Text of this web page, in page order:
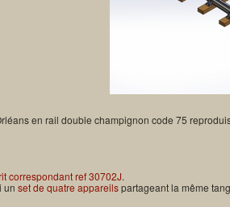
en rail double champignon code 75
correspondant ref 30702J.
un set de quatre appareilspartageant la même